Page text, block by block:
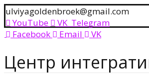
ulviyagoldenbroek@gmail.com
YouTube
VK Telegram
Facebook
Email VK
Центр